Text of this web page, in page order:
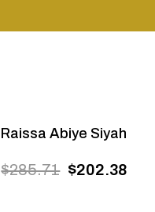
Raissa Abiye Siyah
$285.71 $202.38